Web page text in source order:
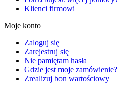
Klienci firmowi
Moje konto
Zaloguj się
Zarejestruj się
Nie pamiętam hasła
Gdzie jest moje zamówienie?
Zrealizuj bon wartościowy